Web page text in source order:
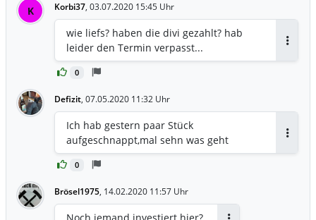
K Korbi37, 03.07.2020 15:45 Uhr
0
wie liefs? haben die divi gezahlt? hab
leider den Termin verpasst...
Defizit, 07.05.2020 11:32 Uhr
0
Ich hab gestern paar Stück
aufgeschnappt,mal sehn was geht
Brösel1975, 14.02.2020 11:57 Uhr